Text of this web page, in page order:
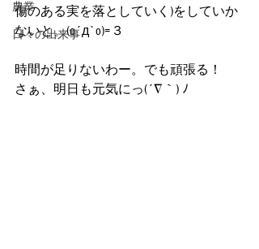
農業
日々の出来事
傷のある実を落としていく)をしていか
ないと。(o´д`o)=３
時間が足りないわー。でも頑張る！
さぁ、明日も元気にっ(´∇｀) ﾉ